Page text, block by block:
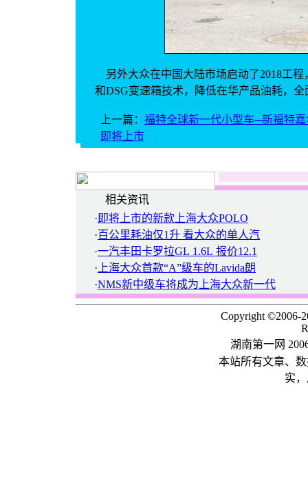
另外大众在中国大陆市场启动了2018工程
和DSG变速箱技术，降低在华产品油耗，全
上一篇： 福特全球新一代小型车─新福特嘉
即将上市
相关资讯
· 即将上市的新款上海大众POLO
·百公里耗油仅1升 看大众的单人汽
·一汽丰田卡罗拉GL 1.6L 报价12.1
· 上海大众首款“A”级车的Lavida朗
·NMS新中级车将成为上海大众新一代
Copyright ©2006-
湖南第一网
本站所有文章、
实